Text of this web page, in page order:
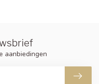
aanbiedingen